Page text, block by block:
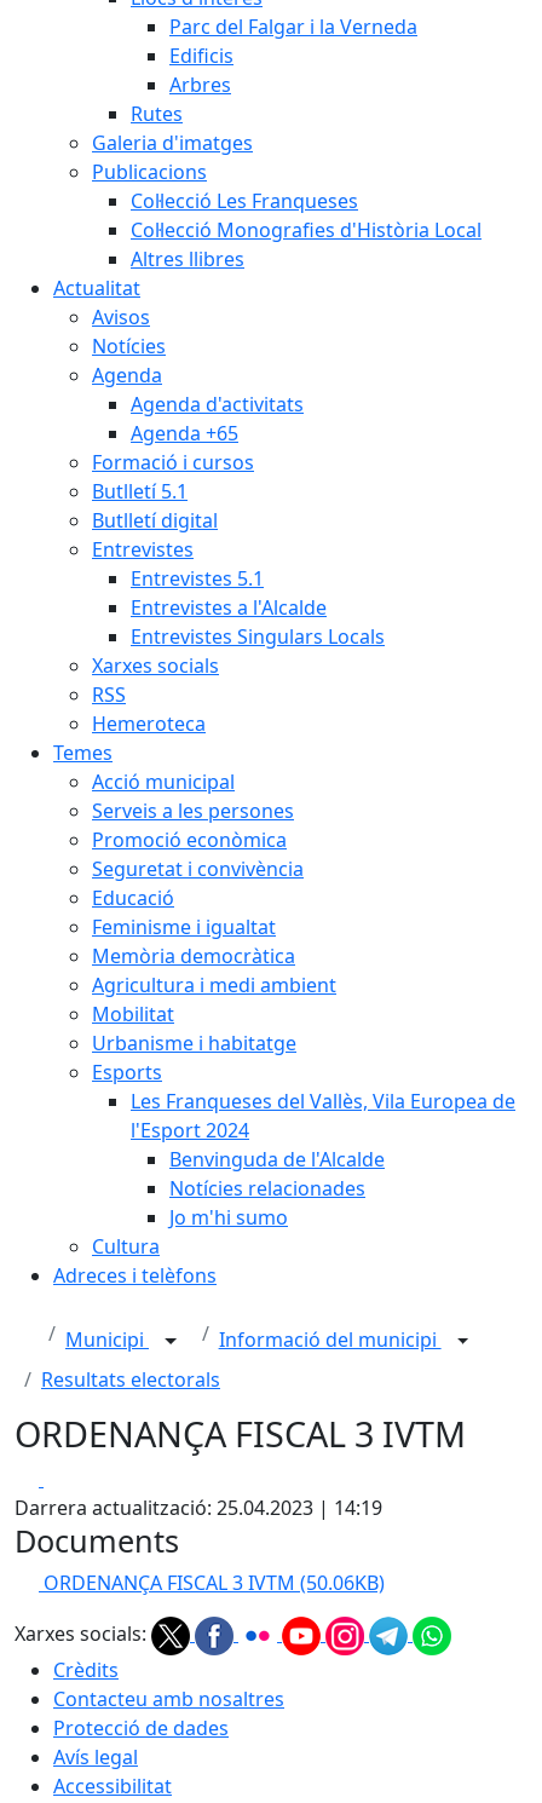
Parc del Falgar i la Verneda
Edificis
Arbres
Rutes
Galeria d'imatges
Publicacions
Col·lecció Les Franqueses
Col·lecció Monografies d'Història Local
Altres llibres
Actualitat
Avisos
Notícies
Agenda
Agenda d'activitats
Agenda +65
Formació i cursos
Butlletí 5.1
Butlletí digital
Entrevistes
Entrevistes 5.1
Entrevistes a l'Alcalde
Entrevistes Singulars Locals
Xarxes socials
RSS
Hemeroteca
Temes
Acció municipal
Serveis a les persones
Promoció econòmica
Seguretat i convivència
Educació
Feminisme i igualtat
Memòria democràtica
Agricultura i medi ambient
Mobilitat
Urbanisme i habitatge
Esports
Les Franqueses del Vallès, Vila Europea de
l'Esport 2024
Benvinguda de l'Alcalde
Notícies relacionades
Jo m'hi sumo
Cultura
Adreces i telèfons
Municipi
Informació del municipi
Resultats electorals
ORDENANÇA FISCAL 3 IVTM
Darrera actualització: 25.04.2023 | 14:19
Documents
ORDENANÇA FISCAL 3 IVTM (50.06KB)
Xarxes socials:
Crèdits
Contacteu amb nosaltres
Protecció de dades
Avís legal
Accessibilitat